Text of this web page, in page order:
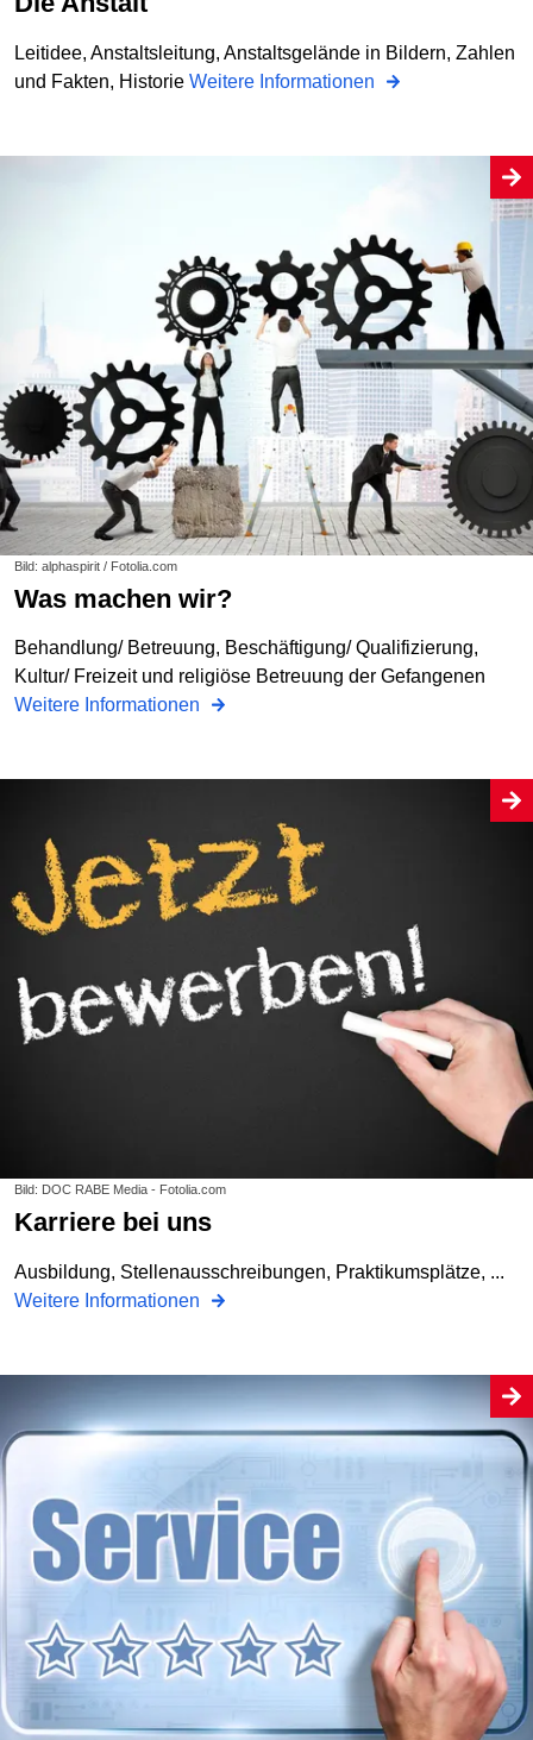
Leitidee, Anstaltsleitung, Anstaltsgelände in Bildern, Zahlen
und Fakten, Historie Weitere Informationen
Bild: alphaspirit / Fotolia.com
Was machen wir?
Behandlung/ Betreuung, Beschäftigung/ Qualifizierung,
Kultur/ Freizeit und religiöse Betreuung der Gefangenen
Weitere Informationen
Bild: DOC RABE Media - Fotolia.com
Karriere bei uns
Ausbildung, Stellenausschreibungen, Praktikumsplätze, ...
Weitere Informationen